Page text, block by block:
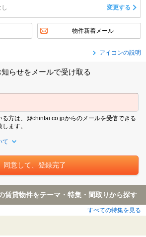
変更する
物件新着メール
アイコンの説明
らせをメールで受け取る
方は、@chintai.co.jpからのメールを受信できる
ます。
て
賃貸物件をテーマ・特集・間取りから探す
すべての特集を見る